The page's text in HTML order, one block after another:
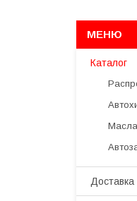
Каталог